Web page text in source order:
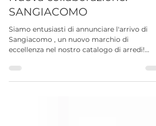
Nuova collaborazione:
SANGIACOMO
Siamo entusiasti di annunciare l'arrivo di
eccellenza nel nostro catalogo di arredi!
Sangiacomo è...